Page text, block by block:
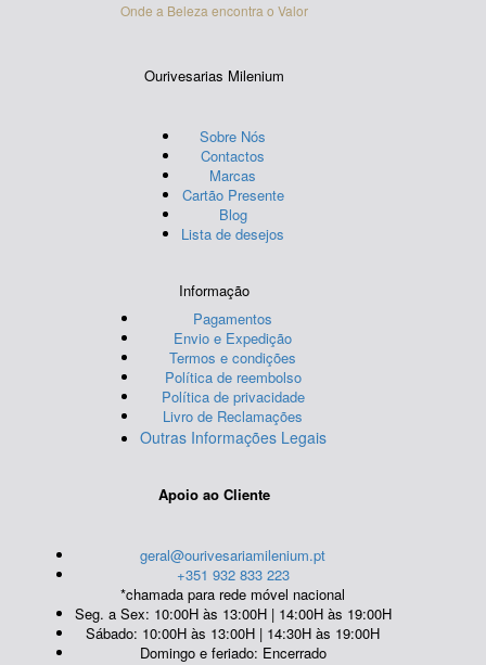
Onde a Beleza encontra o Valor
Ourivesarias Milenium
Sobre Nós
Contactos
Marcas
Cartão Presente
Blog
Lista de desejos
Informação
Pagamentos
Envio e Expedição
Termos e condições
Política de reembolso
Política de privacidade
Livro de Reclamações
Outras Informações Legais
Apoio ao Cliente
geral@ourivesariamilenium.pt
+351 932 833 223
*chamada para rede móvel nacional
Seg. a Sex: 10:00H às 13:00H | 14:00H às 19:00H
Sábado: 10:00H às 13:00H | 14:30H às 19:00H
Domingo e feriado: Encerrado